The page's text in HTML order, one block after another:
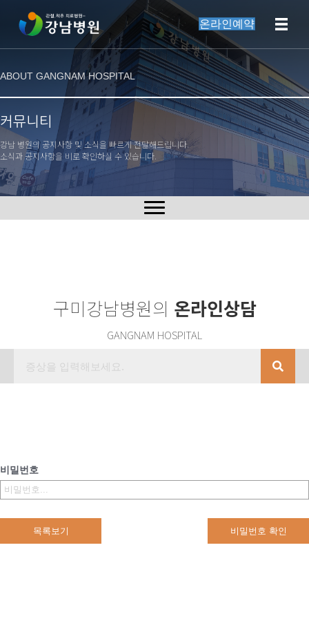
온라인예약
ABOUT GANGNAM HOSPITAL
커뮤니티
강남 병원의 공지사항 및 소식을 빠르게 전달해드립니다.
소식과 공지사항을 비로 확인하실 수 있습니다.
구미강남병원의 온라인상담
GANGNAM HOSPITAL
비밀번호
목록보기 비밀번호 확인